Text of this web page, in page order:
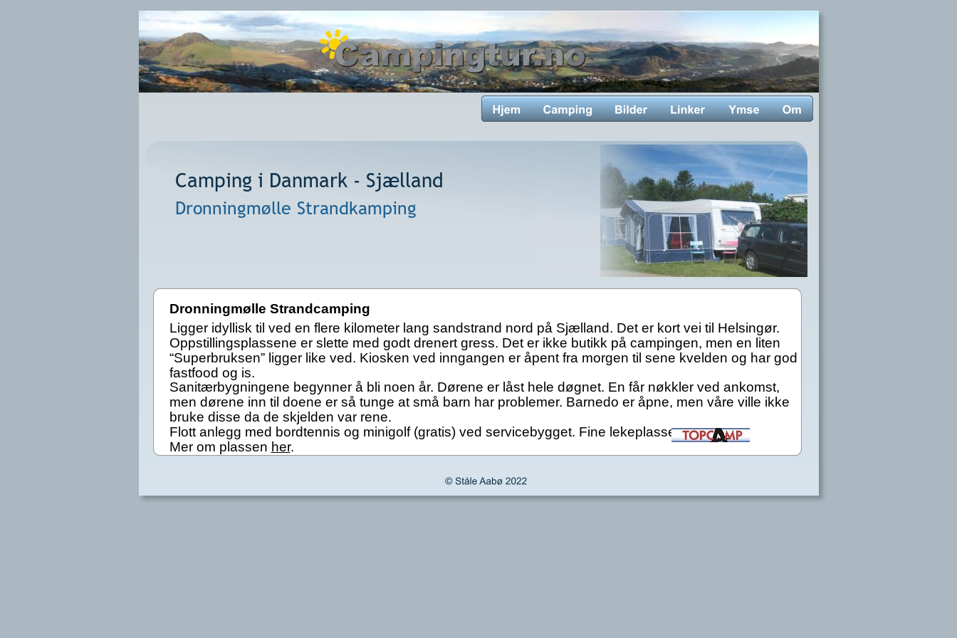
Camping i Danmark - Sjælland
Dronningmølle Strandkamping
Dronningmølle Strandcamping
Ligger idyllisk til ved en flere kilometer lang sandstrand nord på Sjælland. Det er kort vei til Helsingør.
Oppstillingsplassene er slette med godt drenert gress. Det er ikke butikk på campingen, men en liten
“Superbruksen” ligger like ved. Kiosken ved inngangen er åpent fra morgen til sene kvelden og har god
fastfood og is.
Sanitærbygningene begynner å bli noen år. Dørene er låst hele døgnet. En får nøkkler ved ankomst,
men dørene inn til doene er så tunge at små barn har problemer. Barnedo er åpne, men våre ville ikke
bruke disse da de skjelden var rene.
Flott anlegg med bordtennis og minigolf (gratis) ved servicebygget. Fine lekeplasser.
Mer om plassen her.